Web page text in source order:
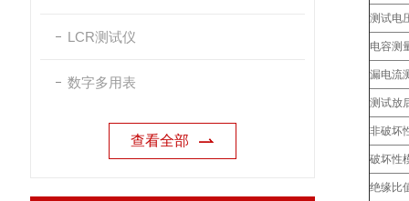
LCR测试仪
数字多用表
查看全部
测试电
电容测
漏电流
测试放
非破坏
破坏性
绝缘比